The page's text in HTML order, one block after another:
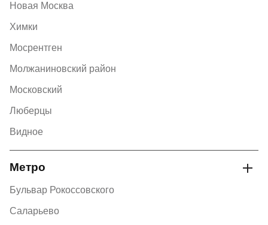
Новая Москва
Химки
Мосрентген
Молжаниновский район
Московский
Люберцы
Видное
Метро
Бульвар Рокоссовского
Саларьево